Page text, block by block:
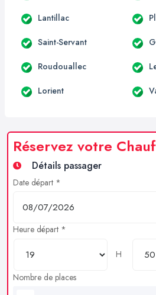
Lantillac
Saint-Servant
Roudouallec
Lorient
Réservez votre
Détails passager
Date départ *
Heure départ *
H
Nombre de places